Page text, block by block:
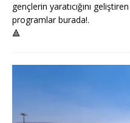
gençlerin yaratıcığını
programlar burada!.
🔺